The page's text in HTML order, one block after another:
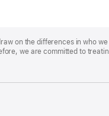
on the differences in who
we are committed to